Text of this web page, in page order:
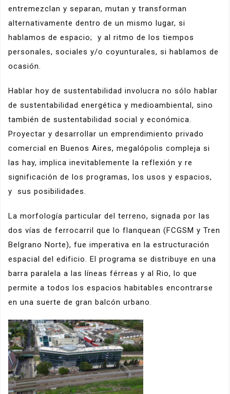
entremezclan y separan, mutan y transforman
alternativamente dentro de un mismo lugar, si
hablamos de espacio; y al ritmo de los tiempos
personales, sociales y/o coyunturales, si hablamos de
ocasión.
Hablar hoy de sustentabilidad involucra no sólo hablar
de sustentabilidad energética y medioambiental, sino
también de sustentabilidad social y económica.
Proyectar y desarrollar un emprendimiento privado
comercial en Buenos Aires, megalópolis compleja si
las hay, implica inevitablemente la reflexión y re
significación de los programas, los usos y espacios,
y sus posibilidades.
La morfología particular del terreno, signada por las
dos vías de ferrocarril que lo flanquean (FCGSM y Tren
Belgrano Norte), fue imperativa en la estructuración
espacial del edificio. El programa se distribuye en una
barra paralela a las líneas férreas y al Rio, lo que
permite a todos los espacios habitables encontrarse
en una suerte de gran balcón urbano.